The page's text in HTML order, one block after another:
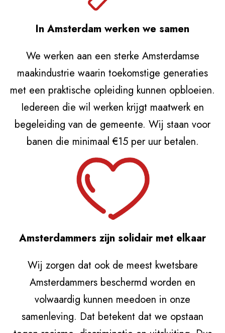
In Amsterdam werken we samen
We werken aan een sterke Amsterdamse
maakindustrie waarin toekomstige generaties
met een praktische opleiding kunnen opbloeien.
Iedereen die wil werken krijgt maatwerk en
begeleiding van de gemeente. Wij staan voor
banen die minimaal €15 per uur betalen.
Amsterdammers zijn solidair met elkaar
Wij zorgen dat ook de meest kwetsbare
Amsterdammers beschermd worden en
volwaardig kunnen meedoen in onze
samenleving. Dat betekent dat we opstaan